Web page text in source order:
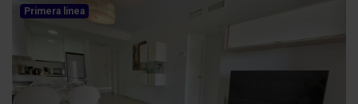
Primera linea